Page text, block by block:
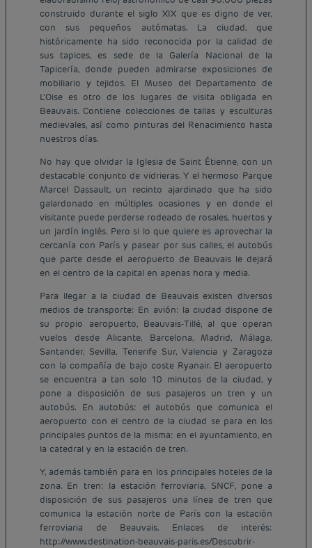
construido durante el siglo XIX que es digno de ver,
con sus pequeños autómatas. La ciudad, que
históricamente ha sido reconocida por la calidad de
sus tapices, es sede de la Galería Nacional de la
Tapicería, donde pueden admirarse exposiciones de
mobiliario y tejidos. El Museo del Departamento de
L’Oise es otro de los lugares de visita obligada en
Beauvais. Contiene colecciones de tallas y esculturas
medievales, así como pinturas del Renacimiento hasta
nuestros días.
No hay que olvidar la Iglesia de Saint Étienne, con un
destacable conjunto de vidrieras. Y el hermoso Parque
Marcel Dassault, un recinto ajardinado que ha sido
galardonado en múltiples ocasiones y en donde el
visitante puede perderse rodeado de rosales, huertos y
un jardín inglés. Pero si lo que quiere es aprovechar la
cercanía con París y pasear por sus calles, el autobús
que parte desde el aeropuerto de Beauvais le dejará
en el centro de la capital en apenas hora y media.
Para llegar a la ciudad de Beauvais existen diversos
medios de transporte: En avión: la ciudad dispone de
su propio aeropuerto, Beauvais-Tillé, al que operan
vuelos desde Alicante, Barcelona, Madrid, Málaga,
Santander, Sevilla, Tenerife Sur, Valencia y Zaragoza
con la compañía de bajo coste Ryanair. El aeropuerto
se encuentra a tan solo 10 minutos de la ciudad, y
pone a disposición de sus pasajeros un tren y un
autobús. En autobús: el autobús que comunica el
aeropuerto con el centro de la ciudad se para en los
principales puntos de la misma: en el ayuntamiento, en
la catedral y en la estación de tren.
Y, además también para en los principales hoteles de la
zona. En tren: la estación ferroviaria, SNCF, pone a
disposición de sus pasajeros una línea de tren que
comunica la estación norte de París con la estación
ferroviaria de Beauvais. Enlaces de interés:
http://www.destination-beauvais-paris.es/Descubrir-
Hoteles baratos París